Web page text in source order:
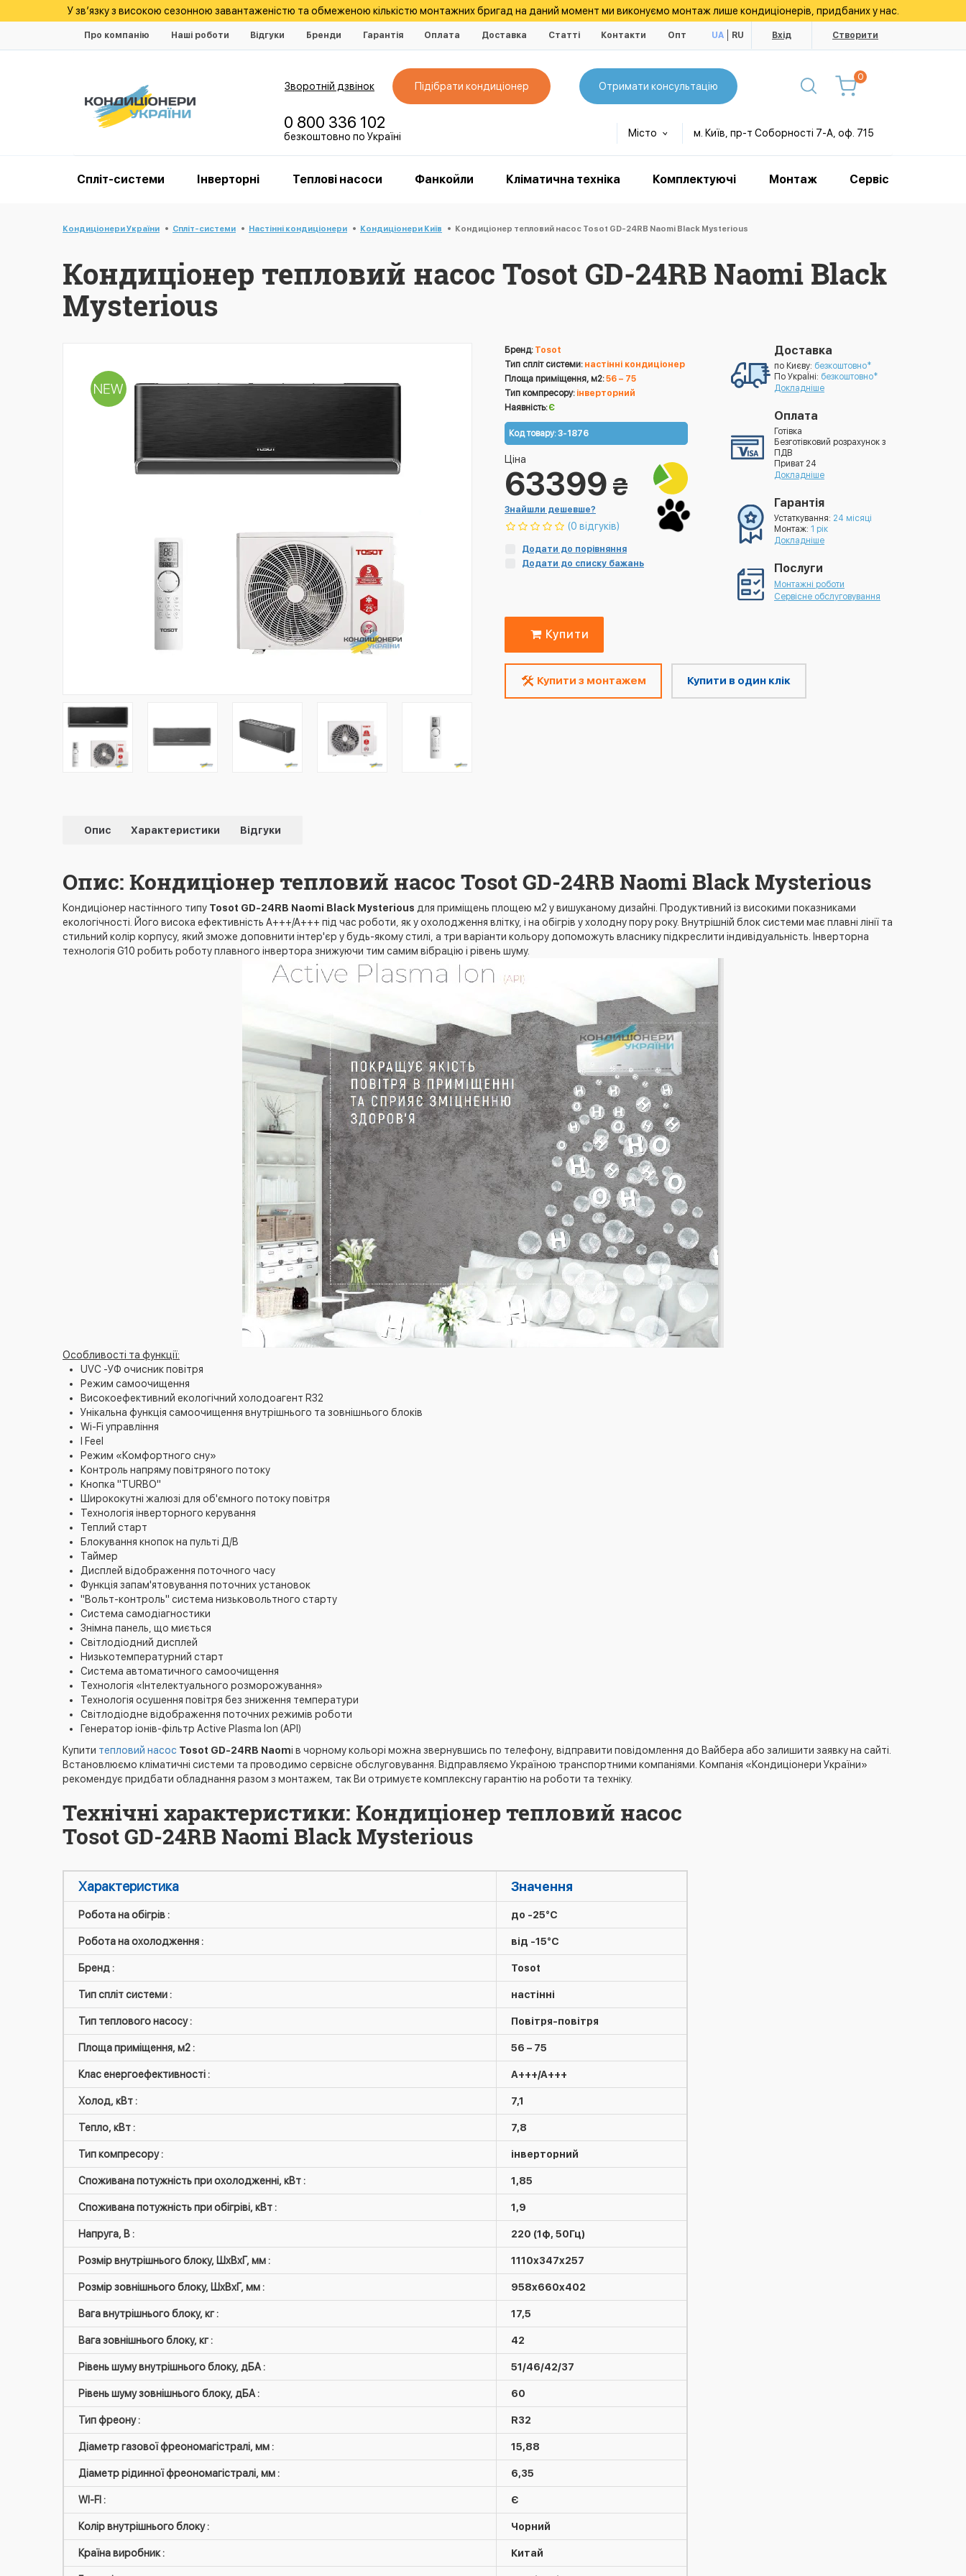
У зв’язку з високою сезонною завантаженістю та обмеженою кількістю монтажних бригад на даний момент ми виконуємо монтаж лише кондиціонерів, придбаних у нас.
Про компанію Наші роботи Відгуки Бренди Гарантія Оплата Доставка Статті Контакти Опт UA RU Вхід Створити
Зворотній дзвінок Підібрати кондиціонер Отримати консультацію
0
0 800 336 102
безкоштовно по Україні Місто м. Київ, пр-т Соборності 7-А, оф. 715
Спліт-системи Інверторні Теплові насоси Фанкойли Кліматична техніка Комплектуючі Монтаж Сервіс
Кондиціонери України Спліт-системи Настінні кондиціонери Кондиціонери Київ Кондиціонер тепловий насос Tosot GD-24RB Naomi Black Mysterious
Кондиціонер тепловий насос Tosot GD-24RB Naomi Black
Mysterious
Бренд: Tosot
Тип спліт системи: настінні кондиціонер
Площа приміщення, м2:56 – 75
Тип компресору: інверторний
Наявність:Є
Код товару:3-1876
Ціна
63399 ₴
Знайшли дешевше?
(0 відгуків)
Додати до порівняння
Додати до списку бажань
Доставка
по Києву: безкоштовно*
По УкраЇні: безкоштовно*
Докладніше
Оплата
Готівка
Безготівковий розрахунок з
ПДВ
Приват 24
Докладніше
Гарантія
Устаткування: 24 місяці
Монтаж: 1 рік
Докладніше
Послуги
Монтажні роботи
Сервісне обслуговування
Купити
Купити з монтажем Купити в один клік
Опис Характеристики Відгуки
Опис: Кондиціонер тепловий насос Tosot GD-24RB Naomi Black Mysterious
Кондиціонер настінного типу Tosot GD-24RB Naomi Black Mysterious для приміщень площею м2 у вишуканому дизайні. Продуктивний із високими показниками
екологічності. Його висока ефективність A+++/A+++ під час роботи, як у охолодження влітку, і на обігрів у холодну пору року. Внутрішній блок системи має плавні лінії та
стильний колір корпусу, який зможе доповнити інтер'єр у будь-якому стилі, а три варіанти кольору допоможуть власнику підкреслити індивідуальність. Інверторна
технологія G10 робить роботу плавного інвертора знижуючи тим самим вібрацію і рівень шуму.
Особливості та функції:
UVC -УФ очисник повітря
Режим самоочищення
Високоефективний екологічний холодоагент R32
Унікальна функція самоочищення внутрішнього та зовнішнього блоків
Wi-Fi управління
I Feel
Режим «Комфортного сну»
Контроль напряму повітряного потоку
Кнопка "TURBO"
Ширококутні жалюзі для об'ємного потоку повітря
Технологія інверторного керування
Теплий старт
Блокування кнопок на пульті Д/В
Таймер
Дисплей відображення поточного часу
Функція запам'ятовування поточних установок
"Вольт-контроль" система низьковольтного старту
Система самодіагностики
Знімна панель, що миється
Світлодіодний дисплей
Низькотемпературний старт
Система автоматичного самоочищення
Технологія «Інтелектуального розморожування»
Технологія осушення повітря без зниження температури
Світлодіодне відображення поточних режимів роботи
Генератор іонів-фільтр Active Plasma Ion (API)
Купити тепловий насос Tosot GD-24RB Naomi в чорному кольорі можна звернувшись по телефону, відправити повідомлення до Вайбера або залишити заявку на сайті.
Встановлюємо кліматичні системи та проводимо сервісне обслуговування. Відправляємо Україною транспортними компаніями. Компанія «Кондиціонери України»
рекомендує придбати обладнання разом з монтажем, так Ви отримуєте комплексну гарантію на роботи та техніку.
Технічні характеристики: Кондиціонер тепловий насос
Tosot GD-24RB Naomi Black Mysterious
Характеристика Значення
Робота на обігрів : до -25°C
Робота на охолодження : від -15°C
Бренд : Tosot
Тип спліт системи : настінні
Тип теплового насосу : Повітря-повітря
Площа приміщення, м2 : 56 – 75
Клас енергоефективності : A+++/A+++
Холод, кВт : 7,1
Тепло, кВт : 7,8
Тип компресору : інверторний
Споживана потужність при охолодженні, кВт : 1,85
Споживана потужність при обігріві, кВт : 1,9
Напруга, В : 220 (1ф, 50Гц)
Розмір внутрішнього блоку, ШxВxГ, мм : 1110x347x257
Розмір зовнішнього блоку, ШxВxГ, мм : 958x660x402
Вага внутрішнього блоку, кг : 17,5
Вага зовнішнього блоку, кг : 42
Рівень шуму внутрішнього блоку, дБА : 51/46/42/37
Рівень шуму зовнішнього блоку, дБА : 60
Тип фреону : R32
Діаметр газової фреономагістралі, мм : 15,88
Діаметр рідинної фреономагістралі, мм : 6,35
WI-FI : Є
Колір внутрішнього блоку : Чорний
Країна виробник : Китай